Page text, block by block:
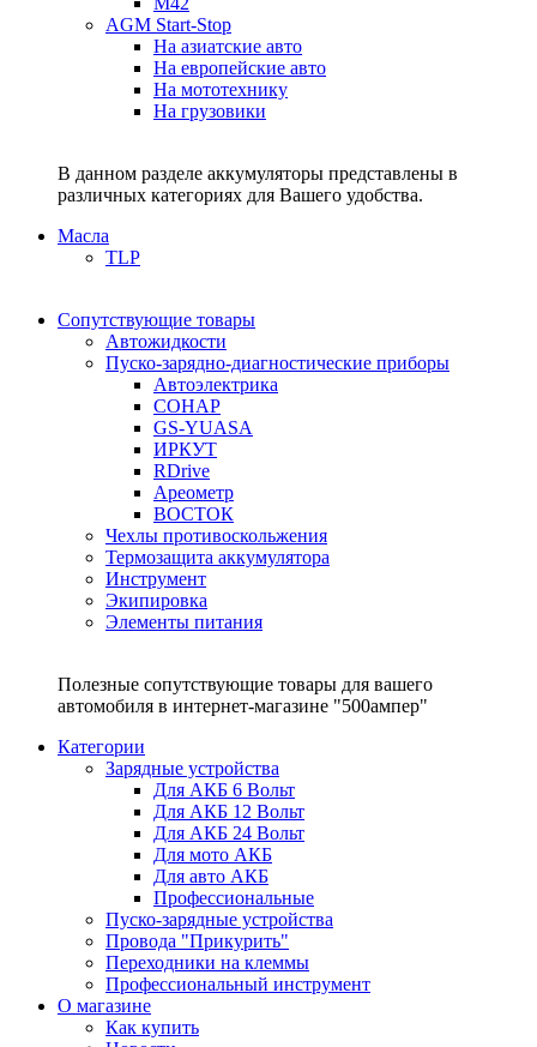
AGM Start-Stop
На азиатские авто
На европейские авто
На мототехнику
На грузовики
В данном разделе аккумуляторы представлены в
различных категориях для Вашего удобства.
Масла
TLP
Сопутствующие товары
Автожидкости
Пуско-зарядно-диагностические приборы
Автоэлектрика
СОНАР
GS-YUASA
ИРКУТ
RDrive
Ареометр
ВОСТОК
Чехлы противоскольжения
Термозащита аккумулятора
Инструмент
Экипировка
Элементы питания
Полезные сопутствующие товары для вашего
автомобиля в интернет-магазине "500ампер"
Категории
Зарядные устройства
Для АКБ 6 Вольт
Для АКБ 12 Вольт
Для АКБ 24 Вольт
Для мото АКБ
Для авто АКБ
Профессиональные
Пуско-зарядные устройства
Провода "Прикурить"
Переходники на клеммы
Профессиональный инструмент
О магазине
Как купить